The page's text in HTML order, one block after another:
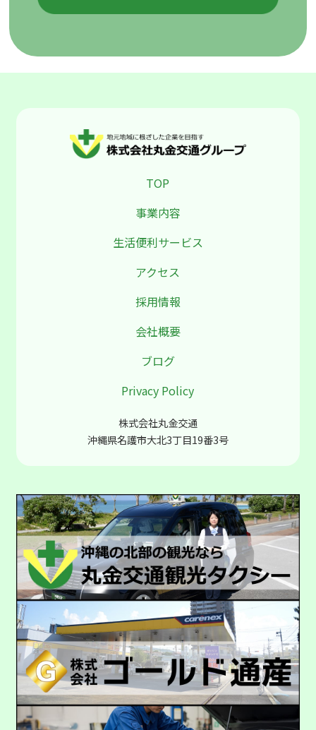
TOP
事業内容
生活便利サービス
アクセス
採用情報
会社概要
ブログ
Privacy Policy
株式会社丸金交通
沖縄県名護市大北3丁目19番3号